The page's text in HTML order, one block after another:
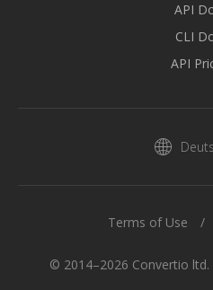
API
CLI
API
© 2014–2026 Convertio ltd.
Terms of Use